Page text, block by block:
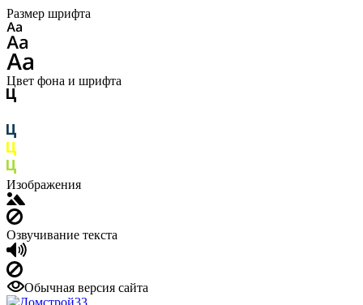
Размер шрифта
Цвет фона и шрифта
Изображения
Озвучивание текста
Обычная версия сайта